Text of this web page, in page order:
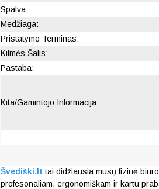
Spalva:
Medžiaga:
Pristatymo Terminas:
Kilmės Šalis:
Pastaba:
Kita/Gamintojo Informacija:
Švediški.lt tai didžiausia mūsų fizinė
profesonaliam, ergonomiškam ir kartu